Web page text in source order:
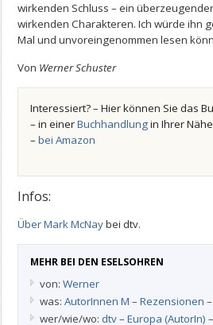
wirkenden Schluss – ein
wirkenden Charakteren. Ich würde ihn
Mal und unvoreingenommen lesen
Von Werner Schuster
Interessiert? – Hier können Sie das
– in einerBuchhandlungin Ihrer Nähe
–bei Amazon
Infos:
Über Mark McNaybei dtv.
MEHR BEI DEN ESELSOHREN
von: Werner
was: AutorInnen M – Rezensionen –
wer/wie/wo: dtv– Europa (AutorIn) –